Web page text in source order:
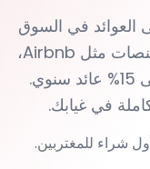
العوائد في السوق
العقاري التونسي. مع نمو السياحة ومنصات مثل Airbnb،
عقار بموقع جيد يمكن أن يولد 10 إلى 15% عائد سنوي.
في غيابك.
شراء للمغتربين.